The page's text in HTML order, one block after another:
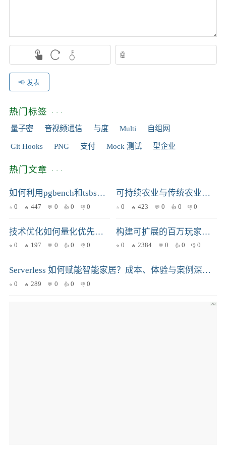
发表
热门标签
量子密 音视频通信 与度 Multi 自组网
Git Hooks PNG 支付 Mock 测试 型企业
热门文章
如何利用pgbench和tsbs深度评估TimescaleDB性能
0 447 0 0 0
可持续农业与传统农业的差异：技术视角下的深度解析
0 423 0 0 0
技术优化如何量化优先级？一个业务价值驱动的决策框架
0 197 0 0 0
构建可扩展的百万玩家级游戏服务器架构
0 2384 0 0 0
Serverless 如何赋能智能家居？成本、体验与案例深度剖析
0 289 0 0 0